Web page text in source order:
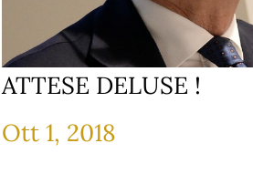
ATTESE DELUSE !
Ott 1, 2018